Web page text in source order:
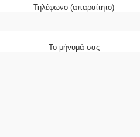
Τηλέφωνο (απαραίτητο)
Το μήνυμά σας